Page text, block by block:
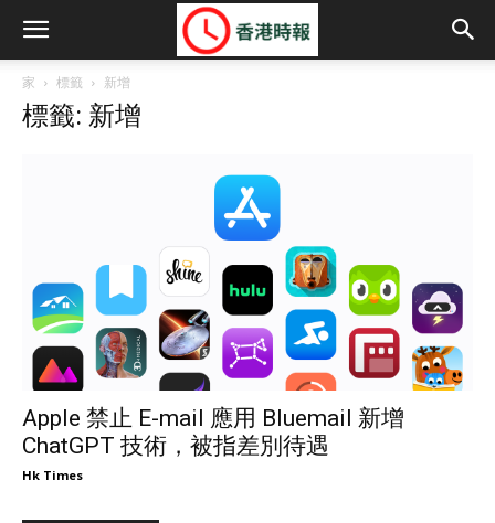
家 標籤 新增
標籤: 新增
Apple 禁止 E-mail 應用 Bluemail 新增
ChatGPT 技術，被指差別待遇
Hk Times